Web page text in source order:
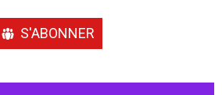
S'ABONNER